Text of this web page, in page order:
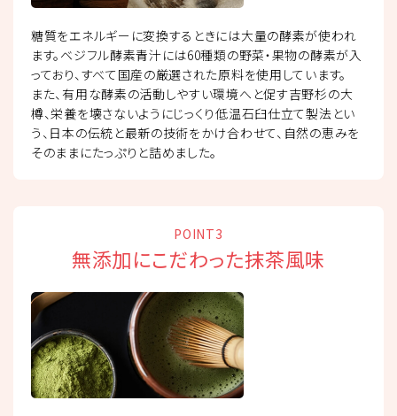
糖質をエネルギーに変換するときには大量の酵素が使われ
ます。ベジフル酵素青汁には60種類の野菜・果物の酵素が入
っており、すべて国産の厳選された原料を使用しています。
また、有用な酵素の活動しやすい環境へと促す吉野杉の大
樽、栄養を壊さないようにじっくり低温石臼仕立て製法とい
う、日本の伝統と最新の技術をかけ合わせて、自然の恵みを
そのままにたっぷりと詰めました。
POINT3
無添加にこだわった抹茶風味